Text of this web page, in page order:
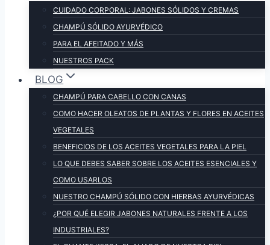
CUIDADO CORPORAL: JABONES SÓLIDOS Y CREMAS
CHAMPÚ SÓLIDO AYURVÉDICO
PARA EL AFEITADO Y MÁS
NUESTROS PACK
BLOG
CHAMPÚ PARA CABELLO CON CANAS
COMO HACER OLEATOS DE PLANTAS Y FLORES EN ACEITES
VEGETALES
BENEFICIOS DE LOS ACEITES VEGETALES PARA LA PIEL
LO QUE DEBES SABER SOBRE LOS ACEITES ESENCIALES Y
COMO USARLOS
NUESTRO CHAMPÚ SÓLIDO CON HIERBAS AYURVÉDICAS
¿POR QUÉ ELEGIR JABONES NATURALES FRENTE A LOS
INDUSTRIALES?